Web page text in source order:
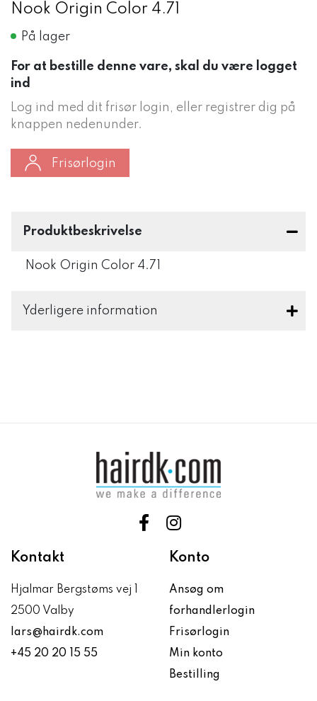
Nook Origin Color 4.71
På lager
For at bestille denne vare, skal du være logget
ind
Log ind med dit frisør login, eller registrer dig på
knappen nedenunder.
Frisørlogin
Produktbeskrivelse
Nook Origin Color 4.71
Yderligere information
Kontakt
Hjalmar Bergstøms vej 1
2500 Valby
lars@hairdk.com
+45 20 20 15 55
Konto
Ansøg om
forhandlerlogin
Frisørlogin
Min konto
Bestilling